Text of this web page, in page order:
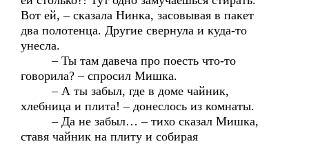
Вот ей, – сказала Нинка, засовывая в пакет
два полотенца. Другие свернула и куда-то
унесла.
– Ты там давеча про поесть что-то
говорила? – спросил Мишка.
– А ты забыл, где в доме чайник,
хлебница и плита! – донеслось из комнаты.
– Да не забыл… – тихо сказал Мишка,
ставя чайник на плиту и собирая